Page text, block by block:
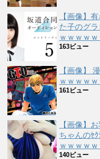
【画像】
た子のグ
ｗｗｗｗｗ
163ビュー
【画像】
ｗｗｗｗ
161ビュー
【画像】
ちゃんのｾ
ｗｗｗｗ
140ビュー